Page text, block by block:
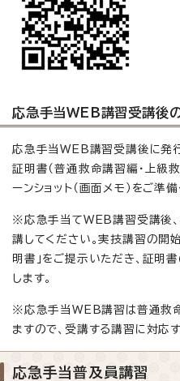
応急手当WEB講習受講後
応急手当WEB講習受講後に発
証明書（普通救命講習編・上級
ーンショット（画面メモ）をご準備
※応急手当てWEB講習受講後
講してください。実技講習の開
明書」をご提示いただき、証明
します。
※応急手当WEB講習は普通救
ますので、受講する講習に対応
応急手当普及員講習